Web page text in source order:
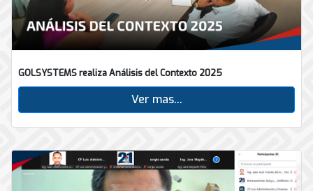
GOLSYSTEMS realiza Análisis del Contexto 2025
Ver mas...